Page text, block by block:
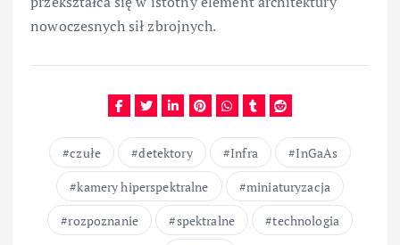
nowoczesnych sił zbrojnych.
czułe detektory Infra
InGaAs
kamery hiperspektralne
miniaturyzacja
rozpoznanie
spektralne
technologia